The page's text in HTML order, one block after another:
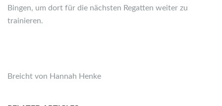
Bingen, um dort für die nächsten Regatten weiter zu
trainieren.
Breicht von Hannah Henke